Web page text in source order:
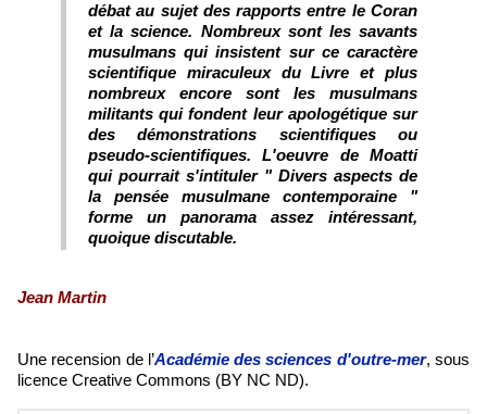
débat au sujet des rapports entre le Coran
et la science. Nombreux sont les savants
musulmans qui insistent sur ce caractère
scientifique miraculeux du Livre et plus
nombreux encore sont les musulmans
militants qui fondent leur apologétique sur
des démonstrations scientifiques ou
pseudo-scientifiques. L'oeuvre de Moatti
qui pourrait s'intituler " Divers aspects de
la pensée musulmane contemporaine "
forme un panorama assez intéressant,
quoique discutable.
Jean Martin
Une recension de l’Académie des sciences d'outre-mer, sous
licence Creative Commons (BY NC ND).